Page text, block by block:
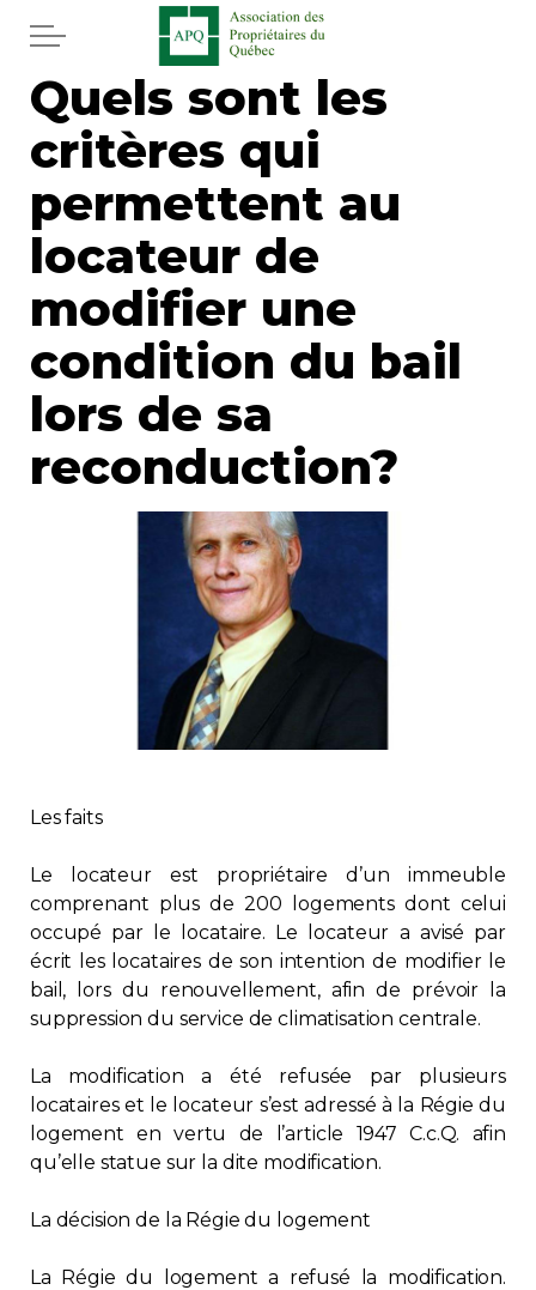
Aller au contenu principal
Accueil
Services
Actualités
Journal
Juridique
Mot de l'éditeur
Rabais APQ
App APQ
Médias
FAQ
Contact
Adhésion
Quels sont les
critères qui
permettent au
locateur de
modifier une
condition du bail
lors de sa
reconduction?
Les faits
Le locateur est propriétaire d’un immeuble
comprenant plus de 200 logements dont celui
occupé par le locataire. Le locateur a avisé par
écrit les locataires de son intention de modifier le
bail, lors du renouvellement, afin de prévoir la
suppression du service de climatisation centrale.
La modification a été refusée par plusieurs
locataires et le locateur s’est adressé à la Régie du
logement en vertu de l’article 1947 C.c.Q. afin
qu’elle statue sur la dite modification.
La décision de la Régie du logement
La Régie du logement a refusé la modification.